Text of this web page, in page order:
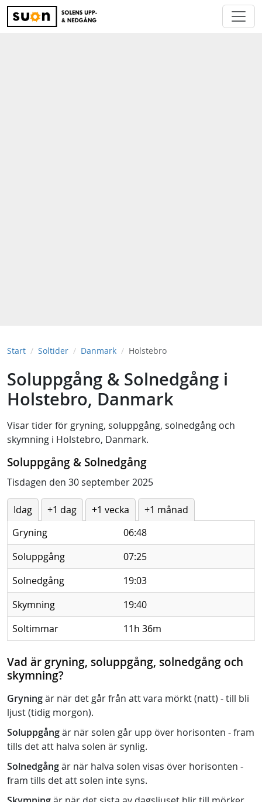
Start Soltider Danmark Holstebro
Soluppgång & Solnedgång i
Holstebro, Danmark
Visar tider för gryning, soluppgång, solnedgång och
skymning i Holstebro, Danmark.
Soluppgång & Solnedgång
Tisdagen den 30 september 2025
Idag +1 dag +1 vecka
+1 månad
Gryning
06:48
Soluppgång
07:25
Solnedgång
19:03
Skymning
19:40
Soltimmar
11h 36m
Vad är gryning, soluppgång, solnedgång och
skymning?
Gryningär när det går från att vara mörkt (natt) - till bli
ljust (tidig morgon).
Soluppgångär när solen går upp över horisonten - fram
tills det att halva solen är synlig.
Solnedgångär när halva solen visas över horisonten -
fram tills det att solen inte syns.